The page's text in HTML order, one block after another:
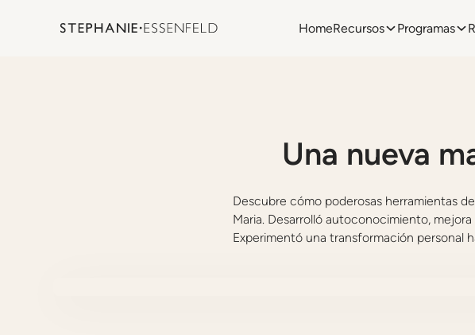
HomeRecursos Programas
Una nueva
Descubre cómo poderosas herramientas
Maria. Desarrolló autoconocimiento,
Experimentó una transformación personal